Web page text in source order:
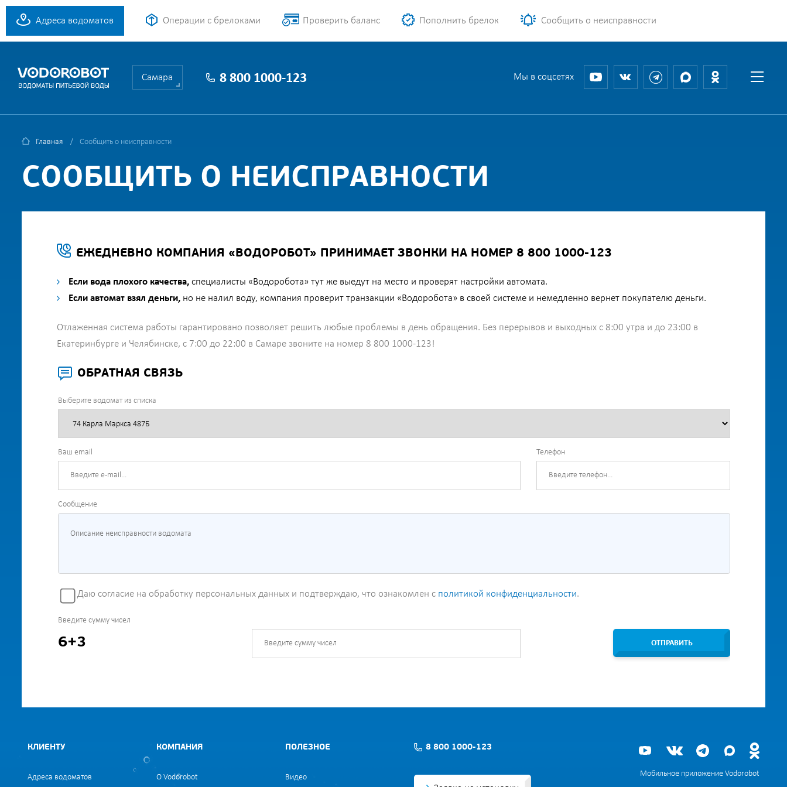
Адреса водоматов Операции с брелоками Проверить баланс Пополнить брелок Сообщить о неисправности
Самара 8 800 1000-123 Мы в соцсетях
Главная Сообщить о неисправности
СООБЩИТЬ О НЕИСПРАВНОСТИ
ЕЖЕДНЕВНО КОМПАНИЯ «ВОДОРОБОТ» ПРИНИМАЕТ ЗВОНКИ НА НОМЕР 8 800 1000-123
Если вода плохого качества, специалисты «Водоробота» тут же выедут на место и проверят настройки автомата.
Если автомат взял деньги, но не налил воду, компания проверит транзакции «Водоробота» в своей системе и немедленно вернет покупателю деньги.
Отлаженная система работы гарантировано позволяет решить любые проблемы в день обращения. Без перерывов и выходных с 8:00 утра и до 23:00 в
Екатеринбурге и Челябинске, с 7:00 до 22:00 в Самаре звоните на номер 8 800 1000-123!
ОБРАТНАЯ СВЯЗЬ
Выберите водомат из списка
Ваш email Телефон
Сообщение
Даю согласие на обработку персональных данных и подтверждаю, что ознакомлен с политикой конфиденциальности.
Введите сумму чисел
6+3 ОТПРАВИТЬ
КЛИЕНТУ
Адреса водоматов
КОМПАНИЯ
О Vodorobot
ПОЛЕЗНОЕ
Видео
8 800 1000-123
Мобильное приложение Vodorobot